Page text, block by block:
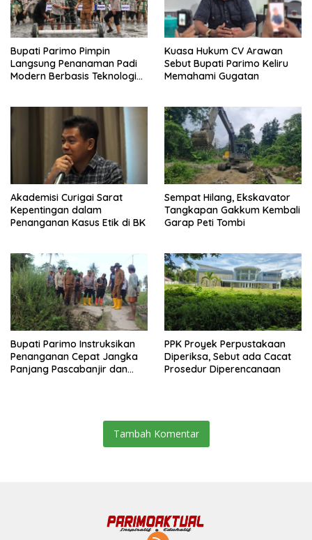
Bupati Parimo Pimpin
Langsung Penanaman Padi
Modern Berbasis Teknologi
Kuasa Hukum CV Arawan
Sebut Bupati Parimo Keliru
Memahami Gugatan
Akademisi Curigai Sarat
Kepentingan dalam
Penanganan Kasus Etik di BK
Sempat Hilang, Ekskavator
Tangkapan Gakkum Kembali
Garap Peti Tombi
Bupati Parimo Instruksikan
Penanganan Cepat Jangka
Panjang Pascabanjir dan
PPK Proyek Perpustakaan
Diperiksa, Sebut ada Cacat
Prosedur Diperencanaan
Tambah Komentar